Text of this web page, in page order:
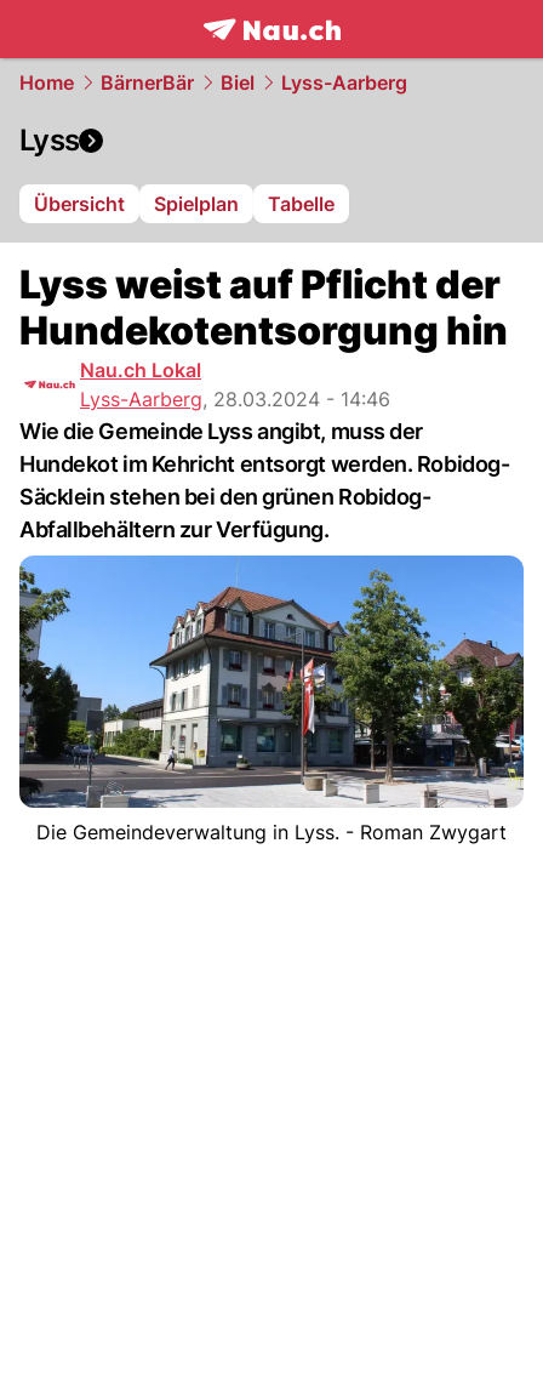
frontpage.NAU.ch
Home BärnerBär Biel Lyss-Aarberg
Lyss
Übersicht Spielplan Tabelle
Lyss weist auf Pflicht der
Hundekotentsorgung hin
Nau.ch Lokal
Lyss-Aarberg, 28.03.2024 - 14:46
Wie die Gemeinde Lyss angibt, muss der
Hundekot im Kehricht entsorgt werden. Robidog-
Säcklein stehen bei den grünen Robidog-
Abfallbehältern zur Verfügung.
Die Gemeindeverwaltung in Lyss. - Roman Zwygart